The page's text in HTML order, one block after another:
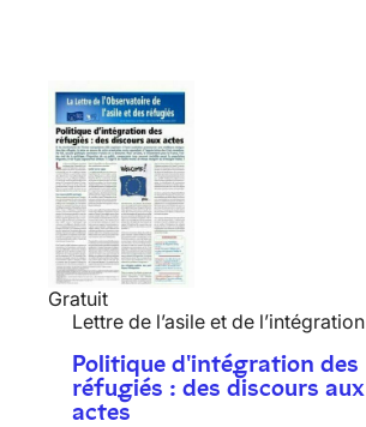
Gratuit
Lettre de l’asile et de l’intégration
Politique d'intégration des
réfugiés : des discours aux
actes